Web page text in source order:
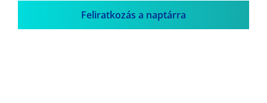
Feliratkozás a naptárra